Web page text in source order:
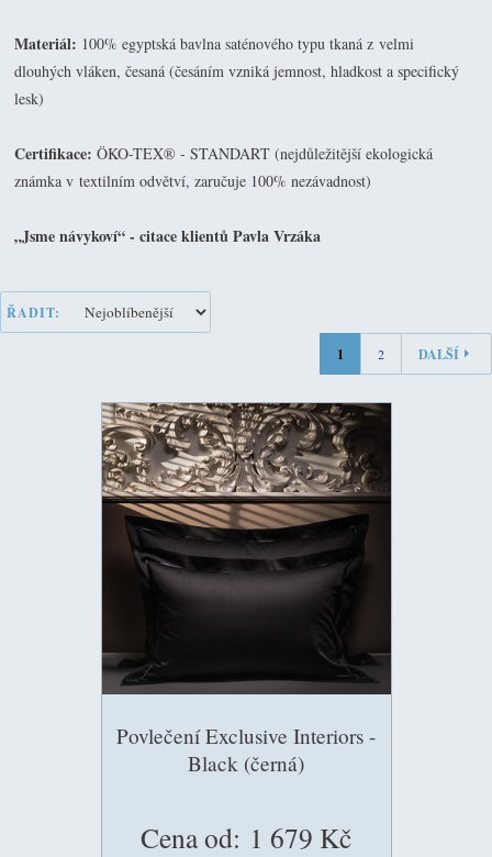
Materiál: 100% egyptská bavlna saténového typu tkaná z velmi
dlouhých vláken, česaná (česáním vzniká jemnost, hladkost a specifický
lesk)
Certifikace: ÖKO-TEX® - STANDART (nejdůležitější ekologická
známka v textilním odvětví, zaručuje 100% nezávadnost)
„Jsme návykoví“ - citace klientů Pavla Vrzáka
ŘADIT:
1 2 DALŠÍ
Povlečení Exclusive Interiors -
Black (černá)
Cena od: 1 679 Kč